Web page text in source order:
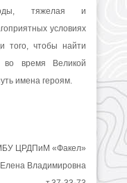
тяжелая и
условиях
того, чтобы найти
во время Великой
имена героям.
ЦРДПиМ «Факел»
Владимировна